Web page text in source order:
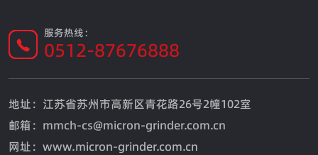
服务热线：
0512-87676888
地址：江苏省苏州市高新区青花路26号2幢102室
邮箱：mmch-cs@micron-grinder.com.cn
网址：www.micron-grinder.com.cn